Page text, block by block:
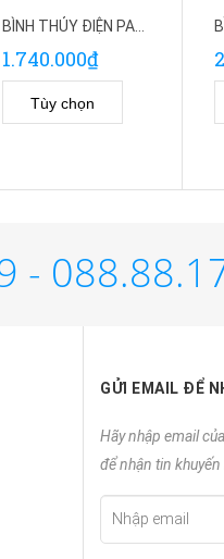
1.740.000₫
Tùy chọn
-
GỬI EMAIL ĐỂ
Hãy nhập email
để nhận tin khuyến